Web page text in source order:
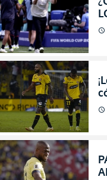
¡NO ENTRA EN EL
del debate Quito -
La Tri
schedule hace 1 año